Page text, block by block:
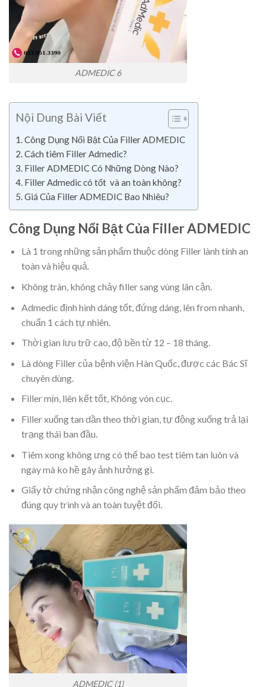
ADMEDIC 6
Nội Dung Bài Viết
Công Dụng Nổi Bật Của Filler ADMEDIC
Cách tiêm Filler Admedic?
Filler ADMEDIC Có Những Dòng Nào?
Filler Admedic có tốt và an toàn không?
Giá Của Filler ADMEDIC Bao Nhiêu?
Công Dụng Nổi Bật Của Filler ADMEDIC
Là 1 trong những sản phẩm thuộc dòng Filler lành tính an
toàn và hiệu quả.
Không tràn, không chảy filler sang vùng lân cận.
Admedic định hình dáng tốt, đứng dáng, lên from nhanh,
chuẩn 1 cách tự nhiên.
Thời gian lưu trữ cao, độ bền từ 12 – 18 tháng.
Là dòng Filler của bệnh viện Hàn Quốc, được các Bác Sĩ
chuyên dùng.
Filler mịn, liên kết tốt, Không vón cục.
Filler xuống tan dần theo thời gian, tự động xuống trả lại
trạng thái ban đầu.
Tiêm xong không ưng có thể bao test tiêm tan luôn và
ngay mà ko hề gây ảnh hưởng gì.
Giấy tờ chứng nhận công nghệ sản phẩm đảm bảo theo
đúng quy trình và an toàn tuyệt đối.
ADMEDIC (1)